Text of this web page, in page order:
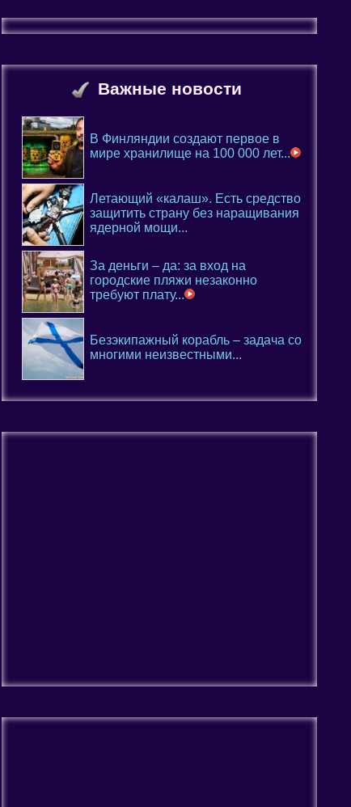
Важные новости
В Финляндии создают первое в
мире хранилище на 100 000 лет...
Летающий «калаш». Есть средство
защитить страну без наращивания
ядерной мощи...
За деньги – да: за вход на
городские пляжи незаконно
требуют плату...
Безэкипажный корабль – задача со
многими неизвестными...